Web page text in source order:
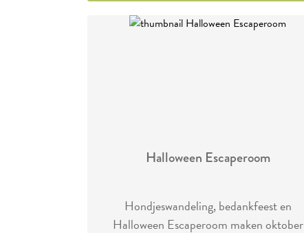
Halloween Escaperoom
Hondjeswandeling, bedankfeest en
Halloween Escaperoom maken oktober